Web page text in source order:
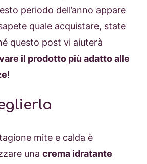
periodo dell’anno appare
quale acquistare, state
questo post vi aiuterà
il prodotto più adatto alle
!
mite e calda è
una crema idratante